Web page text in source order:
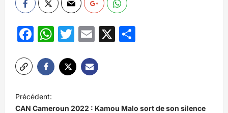
Facebook
WhatsApp
Twitter
Email
X
a
Précédent:
CAN Cameroun 2022 : Kamou Malo sort de son silence